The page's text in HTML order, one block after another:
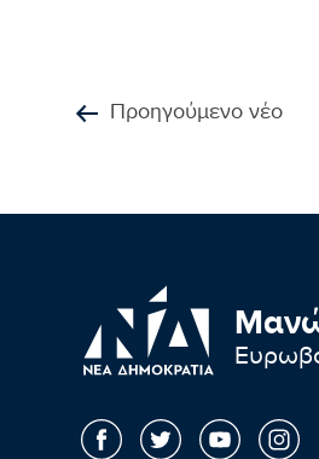
Προηγούμενο νέο